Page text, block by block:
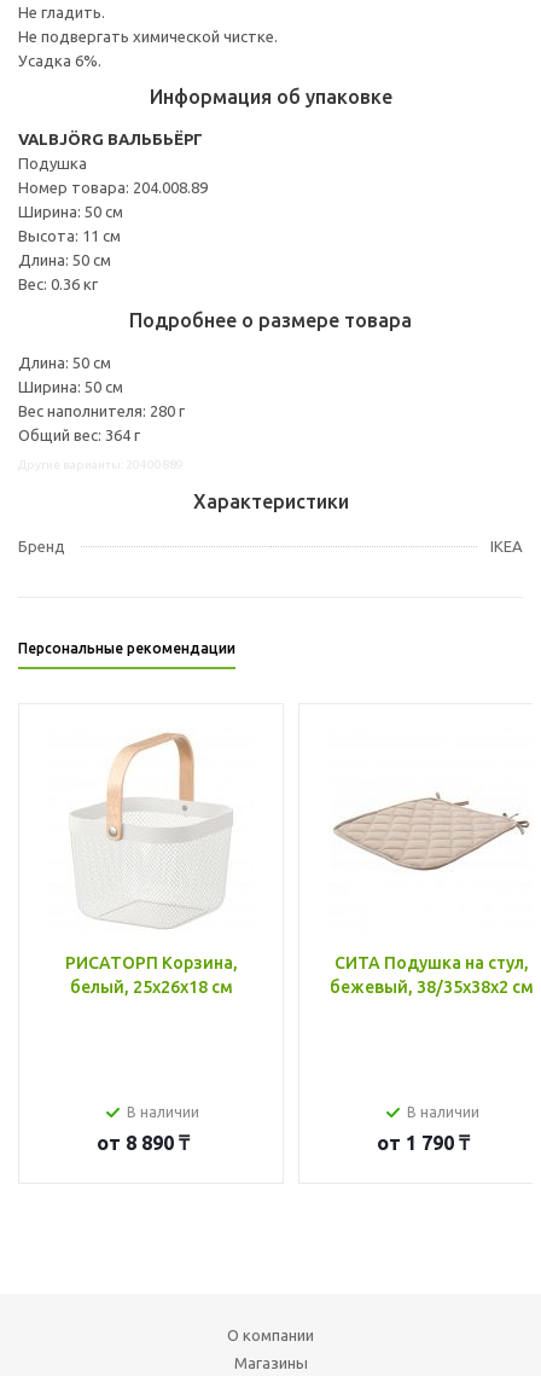
Не гладить.
Не подвергать химической чистке.
Усадка 6%.
Информация об упаковке
VALBJÖRG ВАЛЬБЬЁРГ
Подушка
Номер товара: 204.008.89
Ширина: 50 см
Высота: 11 см
Длина: 50 см
Вес: 0.36 кг
Подробнее о размере товара
Длина: 50 см
Ширина: 50 см
Вес наполнителя: 280 г
Общий вес: 364 г
Характеристики
Бренд IKEA
Персональные рекомендации
РИСАТОРП Корзина,
белый, 25x26x18 см
В наличии
от 8 890 ₸
СИТА Подушка на стул,
бежевый, 38/35x38x2 см
В наличии
от 1 790 ₸
О компании
Магазины